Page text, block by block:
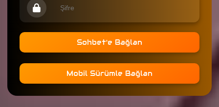
Sohbet'e Bağlan
Mobil Sürümle Bağlan